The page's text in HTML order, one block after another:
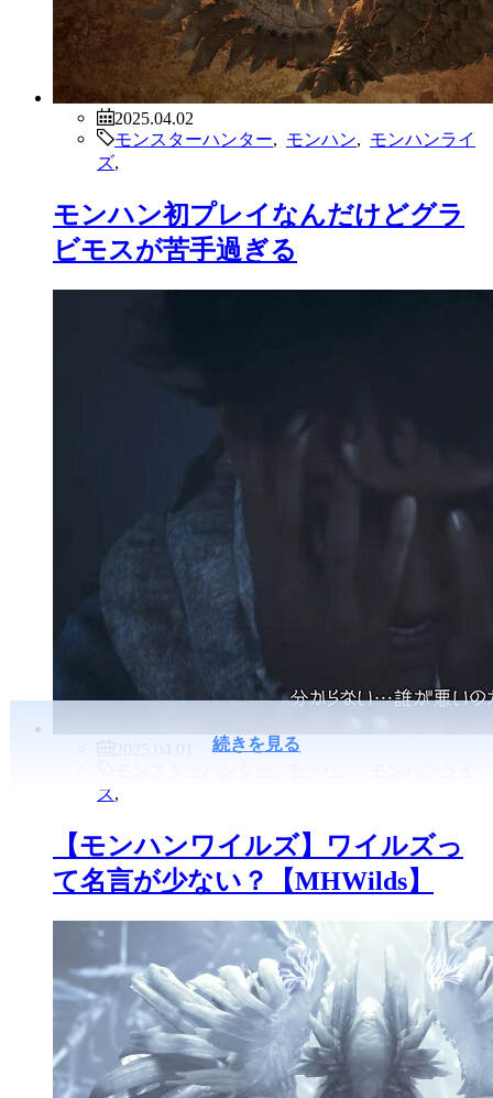
続きを見る
2025.04.02
モンスターハンター
モンハン
モンハンライ
ズ
モンハン初プレイなんだけどグラ
ビモスが苦手過ぎる
ズ
【モンハンワイルズ】ワイルズっ
て名言が少ない？【MHWilds】